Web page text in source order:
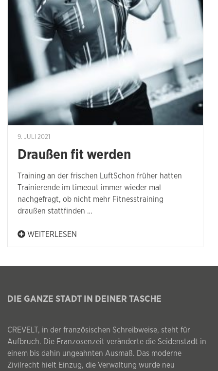
9. JULI 2021
Draußen fit werden
Training an der frischen LuftSchon früher hatten
Trainierende im timeout immer wieder mal
nachgefragt, ob nicht mehr Fitnesstraining
draußen stattfinden …
WEITERLESEN
DIE GANZE STADT IN DEINER TASCHE
CREVELT, in der französischen Schreibweise, steht für
Aufbruch. Die Franzosenzeit veränderte die Seidenstadt in
einem bis dahin ungeahnten Ausmaß. Das moderne
Zivilrecht hielt Einzug, die Verwaltung wurde neu